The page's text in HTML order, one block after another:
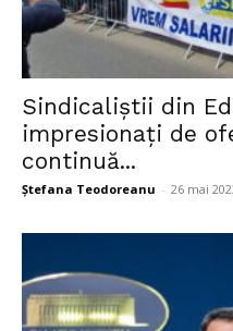
Sindicaliștii din
impresionați de
continuă...
Ștefana Teodoreanu - 26 mai